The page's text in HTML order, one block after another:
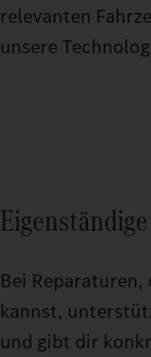
relevanten
unsere
Bei
kannst,
und gibt dir